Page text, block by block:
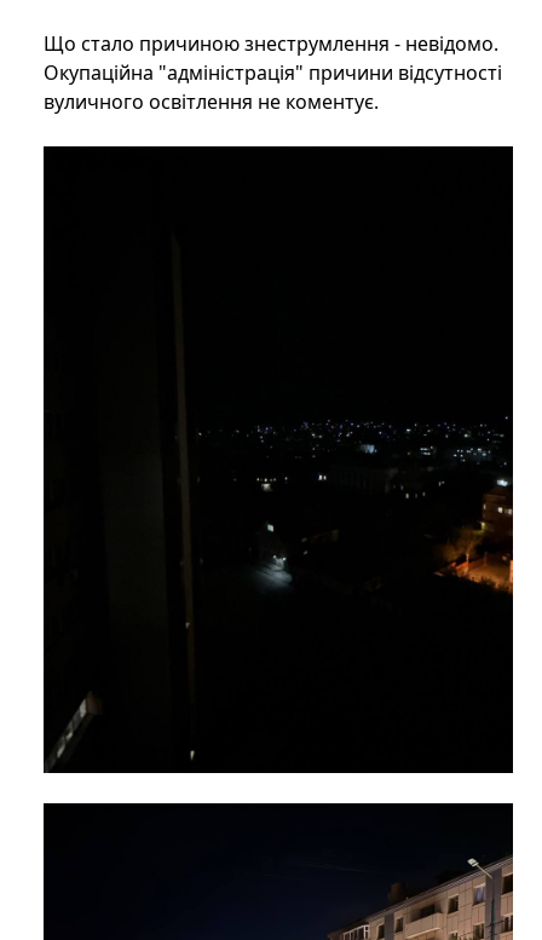
Що стало причиною знеструмлення - невідомо.
Окупаційна "адміністрація" причини відсутності
вуличного освітлення не коментує.